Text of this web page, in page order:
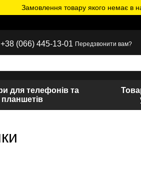
Замовлення товару якого немає в
+38 (066) 445-13-01 Передзвонити вам?
для телефонів та
планшетів